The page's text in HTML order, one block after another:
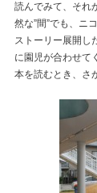
読んでみて、それ
然な”間”でも、ニ
ストーリー展開し
に園児が合わせ
本を読むとき、さ